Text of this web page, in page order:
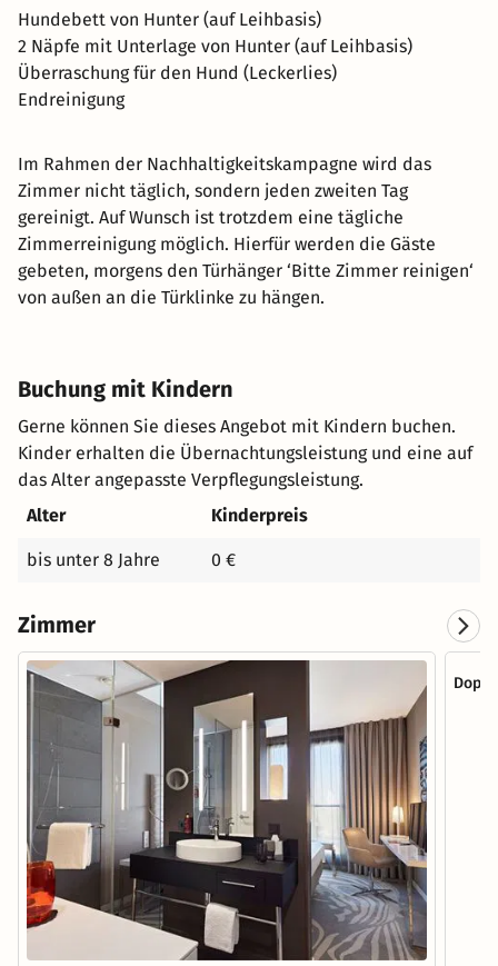
Hundebett von Hunter (auf Leihbasis)
2 Näpfe mit Unterlage von Hunter (auf Leihbasis)
Überraschung für den Hund (Leckerlies)
Endreinigung
Im Rahmen der Nachhaltigkeitskampagne wird das
Zimmer nicht täglich, sondern jeden zweiten Tag
gereinigt. Auf Wunsch ist trotzdem eine tägliche
Zimmerreinigung möglich. Hierfür werden die Gäste
gebeten, morgens den Türhänger ‘Bitte Zimmer reinigen‘
von außen an die Türklinke zu hängen.
Buchung mit Kindern
Gerne können Sie dieses Angebot mit Kindern buchen.
Kinder erhalten die Übernachtungsleistung und eine auf
das Alter angepasste Verpflegungsleistung.
Alter
Kinderpreis
bis unter 8 Jahre 0 €
Zimmer